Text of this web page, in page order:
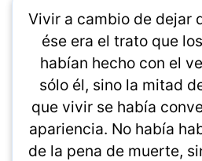
Vivir a cambio de dejar
ése era el trato que
habían hecho con el
sólo él, sino la mitad
que vivir se había
apariencia. No había
de la pena de muerte,